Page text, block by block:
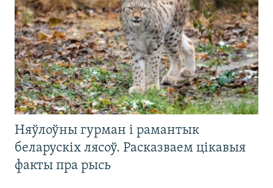
Няўлоўны гурман і рамантык
беларускіх лясоў. Расказваем цікавыя
факты пра рысь